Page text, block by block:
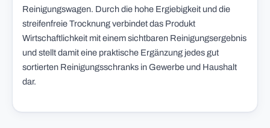
Reinigungswagen. Durch die hohe Ergiebigkeit und die
streifenfreie Trocknung verbindet das Produkt
Wirtschaftlichkeit mit einem sichtbaren Reinigungsergebnis
und stellt damit eine praktische Ergänzung jedes gut
sortierten Reinigungsschranks in Gewerbe und Haushalt
dar.